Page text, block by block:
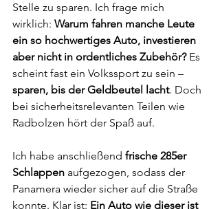
Stelle zu sparen. Ich frage mich
wirklich: Warum fahren manche Leute
ein so hochwertiges Auto, investieren
aber nicht in ordentliches Zubehör? Es
scheint fast ein Volkssport zu sein –
sparen, bis der Geldbeutel lacht. Doch
bei sicherheitsrelevanten Teilen wie
Radbolzen hört der Spaß auf.
Ich habe anschließend frische 285er
Schlappen aufgezogen, sodass der
Panamera wieder sicher auf die Straße
konnte. Klar ist: Ein Auto wie dieser ist